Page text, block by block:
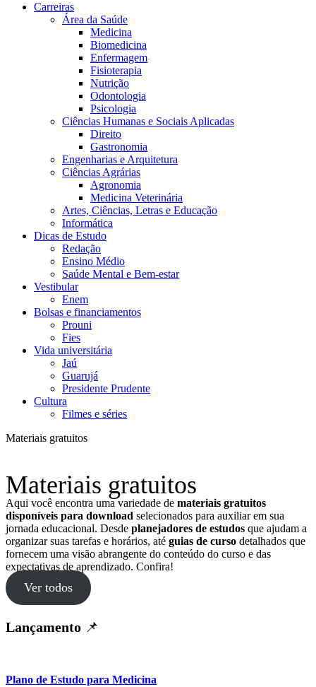
Carreiras
Área da Saúde
Medicina
Biomedicina
Enfermagem
Fisioterapia
Nutrição
Odontologia
Psicologia
Ciências Humanas e Sociais Aplicadas
Direito
Gastronomia
Engenharias e Arquitetura
Ciências Agrárias
Agronomia
Medicina Veterinária
Artes, Ciências, Letras e Educação
Informática
Dicas de Estudo
Redação
Ensino Médio
Saúde Mental e Bem-estar
Vestibular
Enem
Bolsas e financiamentos
Prouni
Fies
Vida universitária
Jaú
Guarujá
Presidente Prudente
Cultura
Filmes e séries
Materiais gratuitos
Materiais gratuitos
Aqui você encontra uma variedade de materiais gratuitos
disponíveis para download selecionados para auxiliar em sua
jornada educacional. Desde planejadores de estudos que ajudam a
organizar suas tarefas e horários, até guias de curso detalhados que
fornecem uma visão abrangente do conteúdo do curso e das
expectativas de aprendizado. Confira!
Ver todos
Lançamento 📌
Plano de Estudo para Medicina